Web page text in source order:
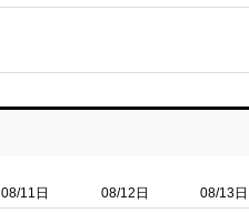
08/11日 08/12日 08/13日